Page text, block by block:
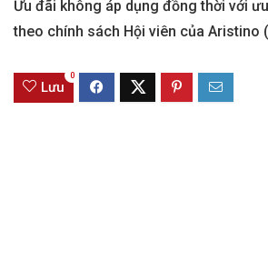
Ưu đãi không áp dụng đồng thời với
theo chính sách Hội viên của Aristino
Lưu
0